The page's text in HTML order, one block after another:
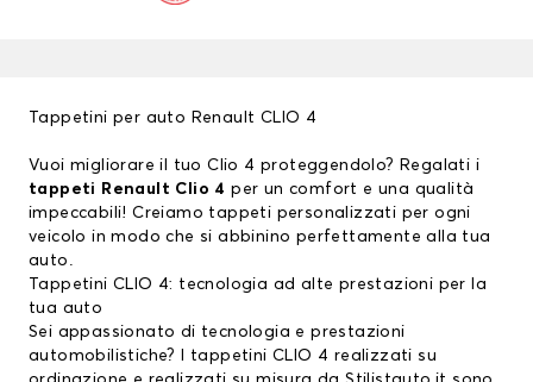
Tappetini per auto Renault CLIO 4
Vuoi migliorare il tuoClio 4 proteggendolo? Regalati i
tappeti Renault Clio 4 per un comfort e una qualità
impeccabili! Creiamo tappeti personalizzati per ogni
veicolo in modo che si abbinino perfettamente alla tua
auto.
Tappetini CLIO 4: tecnologia ad alte prestazioni per la
tua auto
Sei appassionato di tecnologia e prestazioni
automobilistiche? I tappetini CLIO 4 realizzati su